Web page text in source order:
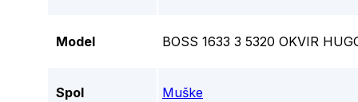
Model BOSS 1633 3 5320 OKVIR
Spol Muške